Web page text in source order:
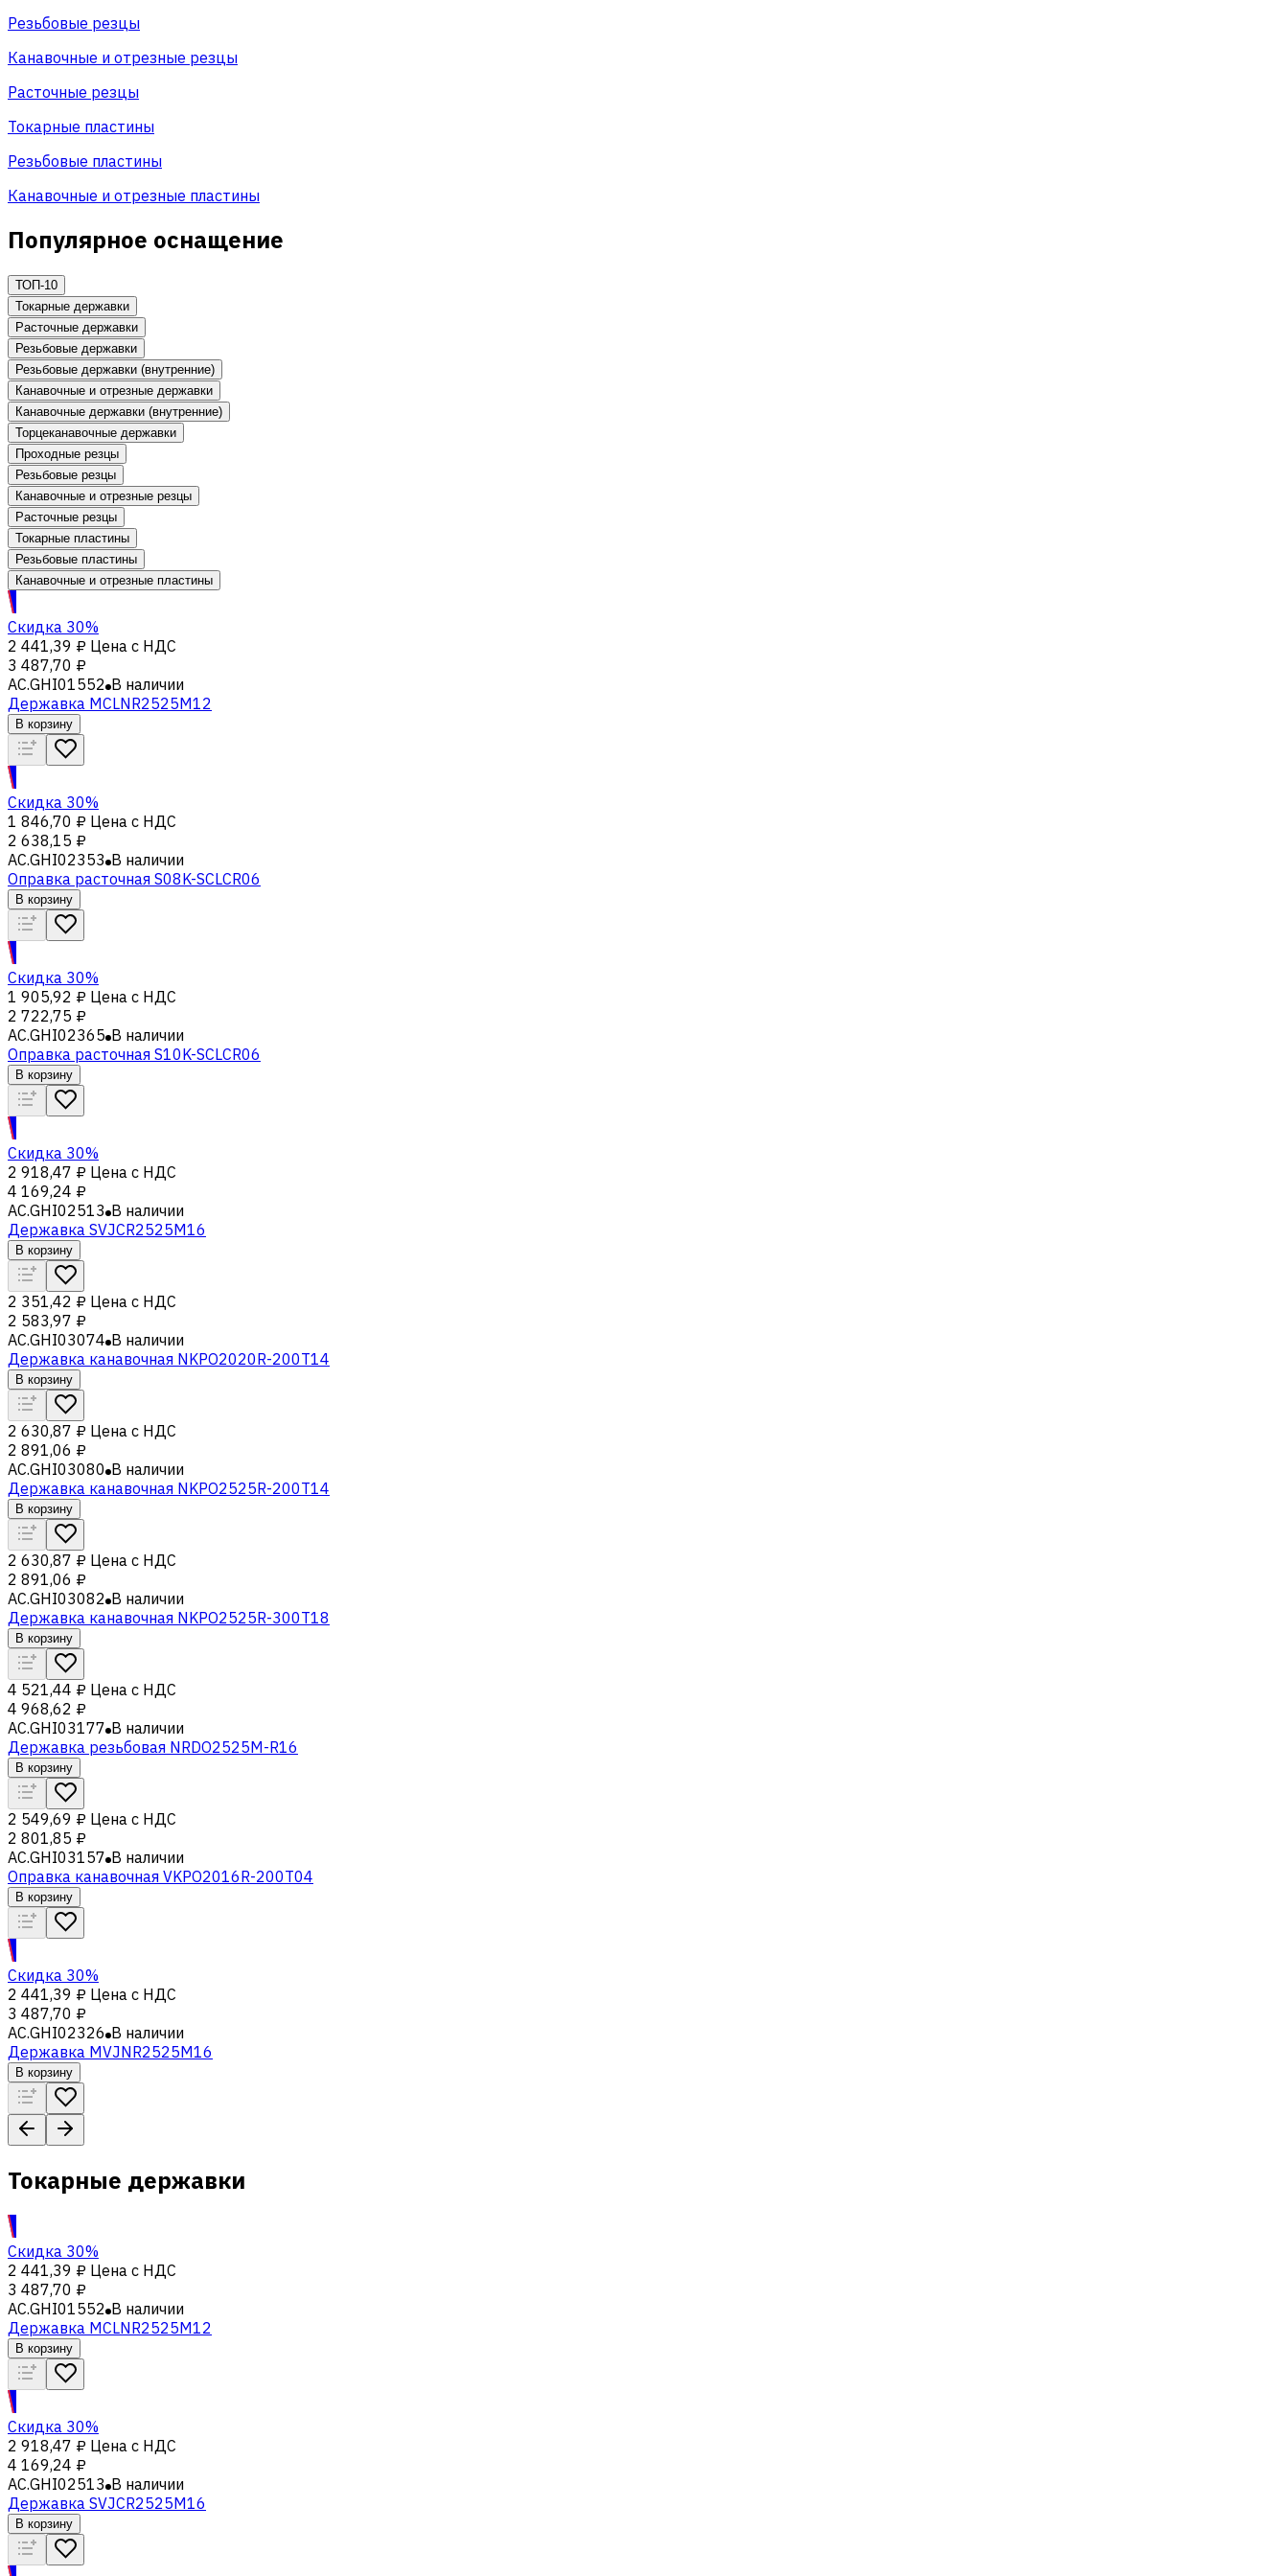
Резьбовые резцы
Канавочные и отрезные резцы
Расточные резцы
Токарные пластины
Резьбовые пластины
Канавочные и отрезные пластины
Популярное оснащение
ТОП-10
Токарные державки
Расточные державки
Резьбовые державки
Резьбовые державки (внутренние)
Канавочные и отрезные державки
Канавочные державки (внутренние)
Торцеканавочные державки
Проходные резцы
Резьбовые резцы
Канавочные и отрезные резцы
Расточные резцы
Токарные пластины
Резьбовые пластины
Канавочные и отрезные пластины
Скидка 30%
2 441,39 ₽ Цена с НДС
3 487,70 ₽
AC.GHI01552 В наличии
Державка MCLNR2525M12
В корзину
Скидка 30%
1 846,70 ₽ Цена с НДС
2 638,15 ₽
AC.GHI02353 В наличии
Оправка расточная S08K-SCLCR06
В корзину
Скидка 30%
1 905,92 ₽ Цена с НДС
2 722,75 ₽
AC.GHI02365 В наличии
Оправка расточная S10K-SCLCR06
В корзину
Скидка 30%
2 918,47 ₽ Цена с НДС
4 169,24 ₽
AC.GHI02513 В наличии
Державка SVJCR2525M16
В корзину
2 351,42 ₽ Цена с НДС
2 583,97 ₽
AC.GHI03074 В наличии
Державка канавочная NKPO2020R-200T14
В корзину
2 630,87 ₽ Цена с НДС
2 891,06 ₽
AC.GHI03080 В наличии
Державка канавочная NKPO2525R-200T14
В корзину
2 630,87 ₽ Цена с НДС
2 891,06 ₽
AC.GHI03082 В наличии
Державка канавочная NKPO2525R-300T18
В корзину
4 521,44 ₽ Цена с НДС
4 968,62 ₽
AC.GHI03177 В наличии
Державка резьбовая NRDO2525M-R16
В корзину
2 549,69 ₽ Цена с НДС
2 801,85 ₽
AC.GHI03157 В наличии
Оправка канавочная VKPO2016R-200T04
В корзину
Скидка 30%
2 441,39 ₽ Цена с НДС
3 487,70 ₽
AC.GHI02326 В наличии
Державка MVJNR2525M16
В корзину
Токарные державки
Скидка 30%
2 441,39 ₽ Цена с НДС
3 487,70 ₽
AC.GHI01552 В наличии
Державка MCLNR2525M12
В корзину
Скидка 30%
2 918,47 ₽ Цена с НДС
4 169,24 ₽
AC.GHI02513 В наличии
Державка SVJCR2525M16
В корзину